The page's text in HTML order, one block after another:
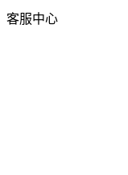
客服中心